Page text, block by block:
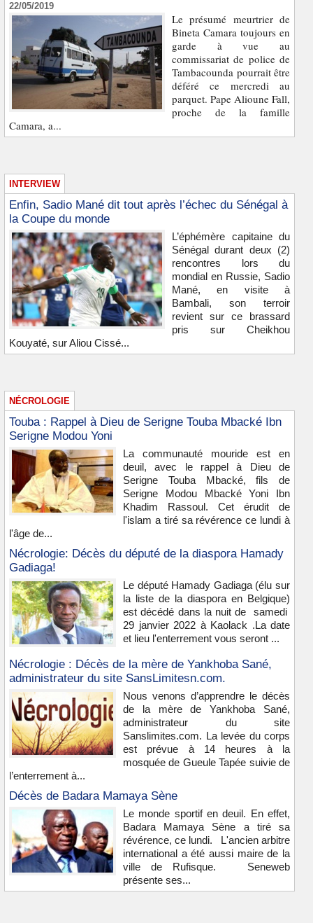
22/05/2019
Le présumé meurtrier de
Bineta Camara toujours en
garde à vue au
commissariat de police de
Tambacounda pourrait être
déféré ce mercredi au
parquet. Pape Alioune Fall,
proche de la famille
Camara, a...
INTERVIEW
Enfin, Sadio Mané dit tout après l’échec du Sénégal à
la Coupe du monde
L’éphémère capitaine du
Sénégal durant deux (2)
rencontres lors du
mondial en Russie, Sadio
Mané, en visite à
Bambali, son terroir
revient sur ce brassard
pris sur Cheikhou
Kouyaté, sur Aliou Cissé...
NÉCROLOGIE
Touba : Rappel à Dieu de Serigne Touba Mbacké Ibn
Serigne Modou Yoni
La communauté mouride est en
deuil, avec le rappel à Dieu de
Serigne Touba Mbacké, fils de
Serigne Modou Mbacké Yoni Ibn
Khadim Rassoul. Cet érudit de
l'islam a tiré sa révérence ce lundi à
l'âge de...
Nécrologie: Décès du député de la diaspora Hamady
Gadiaga!
Le député Hamady Gadiaga (élu sur
la liste de la diaspora en Belgique)
est décédé dans la nuit de samedi
29 janvier 2022 à Kaolack .La date
et lieu l'enterrement vous seront ...
Nécrologie : Décès de la mère de Yankhoba Sané,
administrateur du site SansLimitesn.com.
Nous venons d’apprendre le décès
de la mère de Yankhoba Sané,
administrateur du site
Sanslimites.com. La levée du corps
est prévue à 14 heures à la
mosquée de Gueule Tapée suivie de
l’enterrement à...
Décès de Badara Mamaya Sène
Le monde sportif en deuil. En effet,
Badara Mamaya Sène a tiré sa
révérence, ce lundi. L'ancien arbitre
international a été aussi maire de la
ville de Rufisque. Seneweb
présente ses...